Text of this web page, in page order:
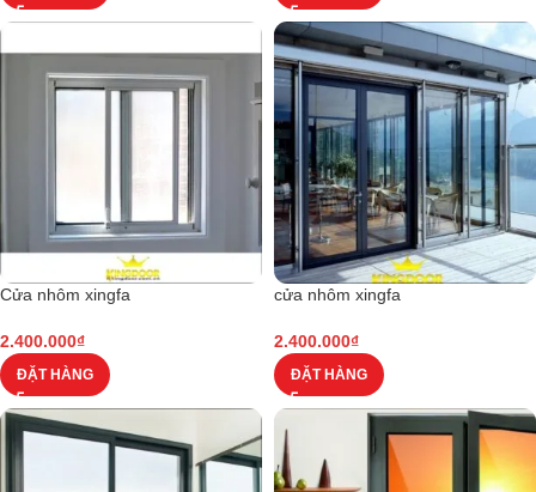
Cửa nhôm xingfa
2.400.000₫
ĐẶT HÀNG
cửa nhôm xingfa
2.400.000₫
ĐẶT HÀNG